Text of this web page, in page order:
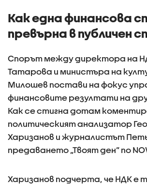
Как една финансова
превърна в публичен
Спорът между директора на
Татарова и министъра на
Милошев постави на фокус
финансовите резултати на
Как се стигна дотам
политическият анализатор
Харизанов и журналистът
предаването „Твоят ден” по
Харизанов подчерта, че НДК е